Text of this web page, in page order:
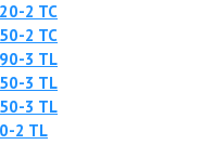
2 TC
2 TC
3 TL
3 TL
3 TL
2 TL